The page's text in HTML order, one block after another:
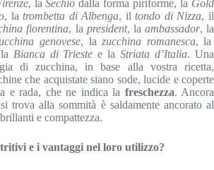
, laSechio dalla forma piriforme, la Gold
, la trombetta di Albenga, iltondo di Nizza, il
fiorentina, la president, la ambassador, la
genovese, lazucchina romanesca, la
Bianca di Trieste e laStriata d’Italia. Una
di zucchina, in base alla vostra ricetta,
che acquistate siano sode, lucide e coperte
e rada, che ne indica la freschezza. Ancora
trova alla sommità è saldamente ancorato al
e compattezza.
e i vantaggi nel loro utilizzo?